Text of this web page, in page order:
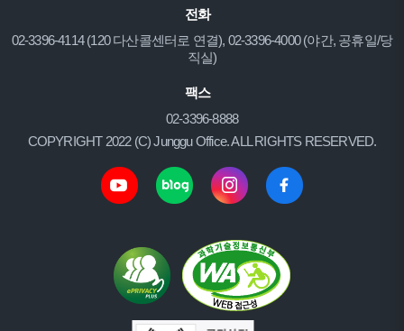
전화
02-3396-4114 (120 다산콜센터로 연결), 02-3396-4000 (야간, 공휴일/당
직실)
팩스
02-3396-8888
COPYRIGHT 2022 (C) Junggu Office. ALL RIGHTS RESERVED.